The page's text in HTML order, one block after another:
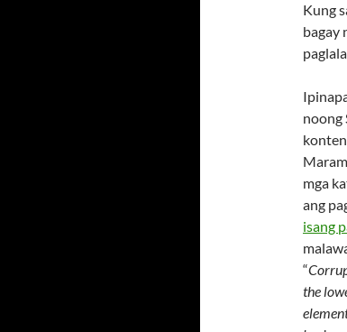
Kung
bagay
noong
mga
ang
isang
“
the